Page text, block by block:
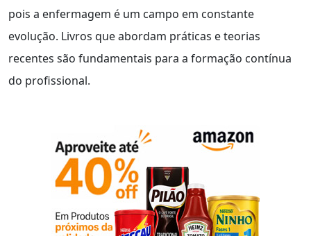
pois a enfermagem é um campo em constante
evolução. Livros que abordam práticas e teorias
recentes são fundamentais para a formação contínua
do profissional.